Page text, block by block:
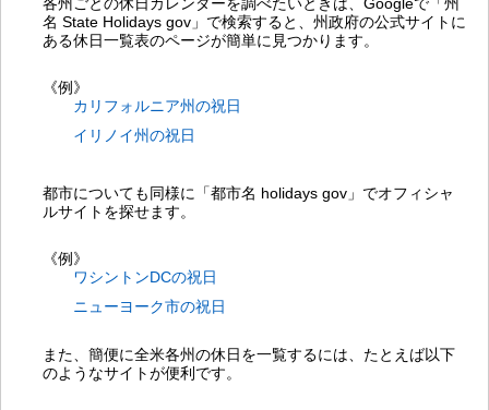
名 State Holidays gov」で検索すると、州政府の公式サイトに
ある休日一覧表のページが簡単に見つかります。
《例》
カリフォルニア州の祝日
イリノイ州の祝日
都市についても同様に「都市名 holidays gov」でオフィシャ
ルサイトを探せます。
《例》
ワシントンDCの祝日
ニューヨーク市の祝日
また、簡便に全米各州の休日を一覧するには、たとえば以下
のようなサイトが便利です。